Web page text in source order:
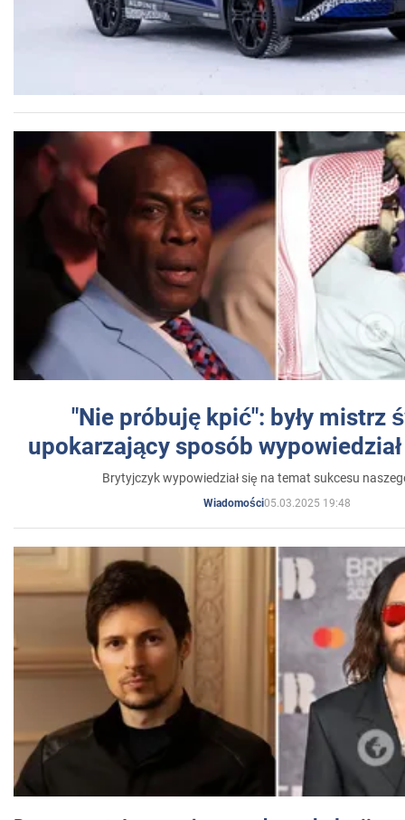
"Nie próbuję kpić": były mistrz
upokarzający sposób
Brytyjczyk wypowiedział się na temat sukcesu
Wiadomości05.03.2025 19:48